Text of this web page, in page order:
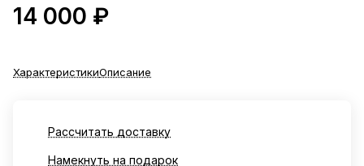
14 000 ₽
ХарактеристикиОписание
Рассчитать доставку
Намекнуть на подарок